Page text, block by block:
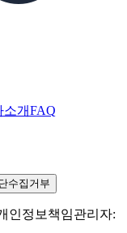
소개FAQ
수집거부
인정보책임관리자: